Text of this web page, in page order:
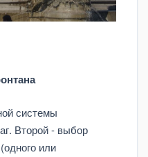
системы
Второй - выбор
или